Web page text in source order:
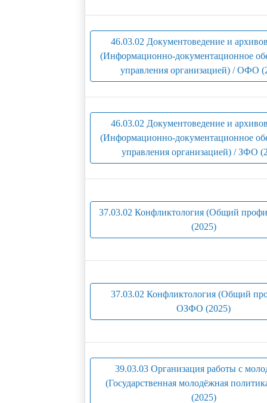
46.03.02 Документоведение и
(Информационно-документационное
управления организацией) / ОФО
46.03.02 Документоведение и
(Информационно-документационное
управления организацией) / ЗФО
37.03.02 Конфликтология (Общий
(2025)
37.03.02 Конфликтология (Общий
ОЗФО (2025)
39.03.03 Организация работы с
(Государственная молодёжная
(2025)